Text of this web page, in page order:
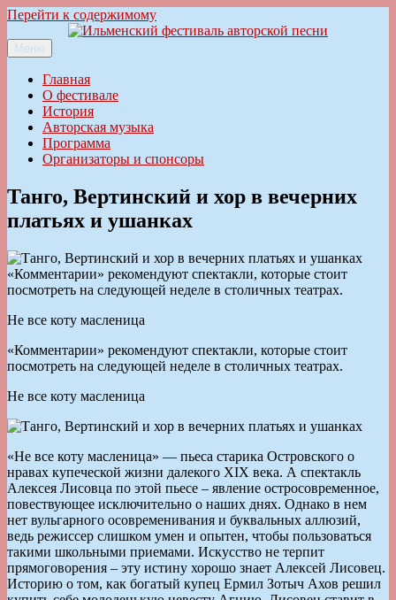
Перейти к содержимому
Ильменский фестиваль авторской песни
Меню
Главная
О фестивале
История
Авторская музыка
Программа
Организаторы и спонсоры
Танго, Вертинский и хор в вечерних
платьях и ушанках
«Комментарии» рекомендуют спектакли, которые стоит
посмотреть на следующей неделе в столичных театрах.
Не все коту масленица
«Комментарии» рекомендуют спектакли, которые стоит
посмотреть на следующей неделе в столичных театрах.
Не все коту масленица
«Не все коту масленица» — пьеса старика Островского о
нравах купеческой жизни далекого ХІХ века. А спектакль
Алексея Лисовца по этой пьесе – явление остросовременное,
повествующее исключительно о наших днях. Однако в нем
нет вульгарного осовременивания и буквальных аллюзий,
ведь режиссер слишком умен и опытен, чтобы пользоваться
такими школьными приемами. Искусство не терпит
прямоговорения – эту истину хорошо знает Алексей Лисовец.
Историю о том, как богатый купец Ермил Зотыч Ахов решил